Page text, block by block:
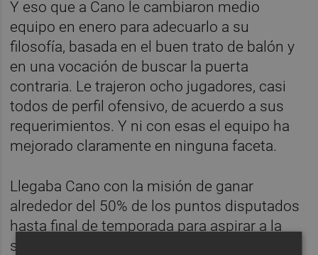
Y eso que a Cano le cambiaron medio
equipo en enero para adecuarlo a su
filosofía, basada en el buen trato de balón y
en una vocación de buscar la puerta
contraria. Le trajeron ocho jugadores, casi
todos de perfil ofensivo, de acuerdo a sus
requerimientos. Y ni con esas el equipo ha
mejorado claramente en ninguna faceta.
Llegaba Cano con la misión de ganar
alrededor del 50% de los puntos disputados
hasta final de temporada para aspirar a la
salvación y su promedio actual es del 36%.